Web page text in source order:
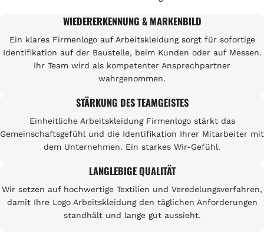
WIEDERERKENNUNG & MARKENBILD
Ein klares Firmenlogo auf Arbeitskleidung sorgt für sofortige
Identifikation auf der Baustelle, beim Kunden oder auf Messen.
Ihr Team wird als kompetenter Ansprechpartner
wahrgenommen.
STÄRKUNG DES TEAMGEISTES
Einheitliche Arbeitskleidung Firmenlogo stärkt das
Gemeinschaftsgefühl und die Identifikation Ihrer Mitarbeiter mit
dem Unternehmen. Ein starkes Wir-Gefühl.
LANGLEBIGE QUALITÄT
Wir setzen auf hochwertige Textilien und Veredelungsverfahren,
damit Ihre Logo Arbeitskleidung den täglichen Anforderungen
standhält und lange gut aussieht.